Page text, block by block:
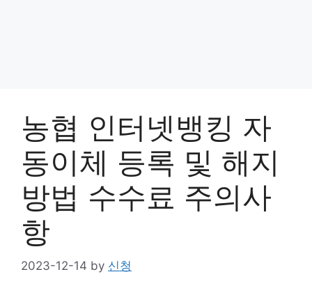
농협 인터넷뱅킹 자
동이체 등록 및 해지
방법 수수료 주의사
항
2023-12-14 by 신청